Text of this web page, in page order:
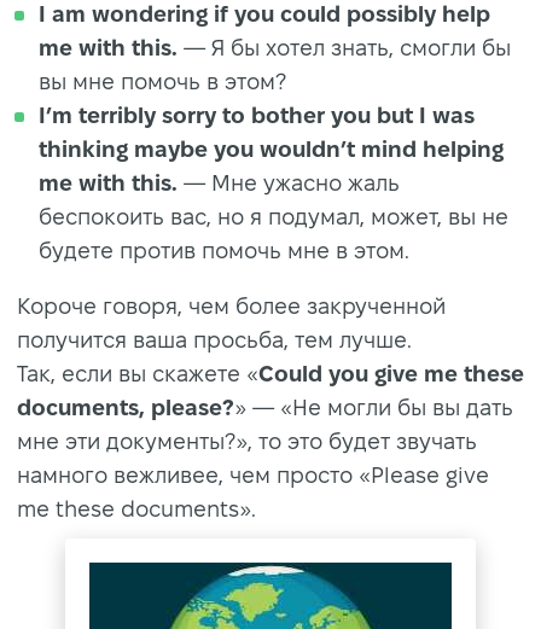
I am wondering if you could possibly help
me with this. — Я бы хотел знать, смогли бы
вы мне помочь в этом?
I’m terribly sorry to bother you but I was
thinking maybe you wouldn’t mind helping
me with this. — Мне ужасно жаль
беспокоить вас, но я подумал, может, вы не
будете против помочь мне в этом.
Короче говоря, чем более закрученной
получится ваша просьба, тем лучше.
Так, если вы скажете «Could you give me these
documents, please?» — «Не могли бы вы дать
мне эти документы?», то это будет звучать
намного вежливее, чем просто «Please give
me these documents».